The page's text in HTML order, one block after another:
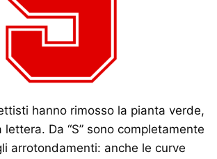
hanno rimosso la pianta verde,
Da “S” sono completamente
arrotondamenti: anche le curve